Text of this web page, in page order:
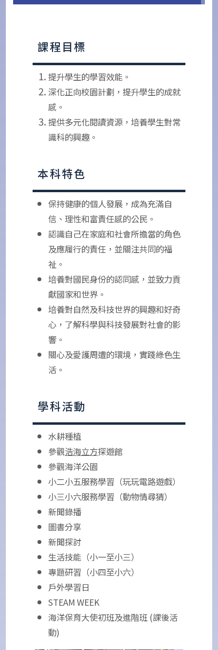
課程目標
提升學生的學習效能。
深化正向校園計劃，提升學生的成就
感。
提供多元化閱讀資源，培養學生對常
識科的興趣。
本科特色
保持健康的個人發展，成為充滿自
信、理性和富責任感的公民。
認識自己在家庭和社會所擔當的角色
及應履行的責任，並關注共同的福
祉。
培養對國民身份的認同感，並致力貢
獻國家和世界。
培養對自然及科技世界的興趣和好奇
心，了解科學與科技發展對社會的影
響。
關心及愛護周遭的環境，實踐綠色生
活。
學科活動
水耕種植
參觀浩海立方探遊館
參觀海洋公園
小二小五服務學習（玩玩電路遊戲）
小三小六服務學習（動物情尋猜）
新聞錄播
圖書分享
新聞探討
生活技能（小一至小三）
專題研習（小四至小六）
戶外學習日
STEAM WEEK
海洋保育大使初班及進階班 (課後活
動)